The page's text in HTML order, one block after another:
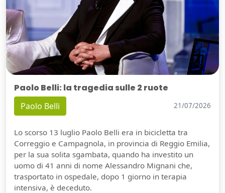
Paolo Belli: la tragedia sulle 2 ruote
Paolo Belli 21/07/2026
Lo scorso 13 luglio Paolo Belli era in bicicletta tra
Correggio e Campagnola, in provincia di Reggio Emilia,
per la sua solita sgambata, quando ha investito un
uomo di 41 anni di nome Alessandro Mignani che,
trasportato in ospedale, dopo 1 giorno in terapia
intensiva, è deceduto.